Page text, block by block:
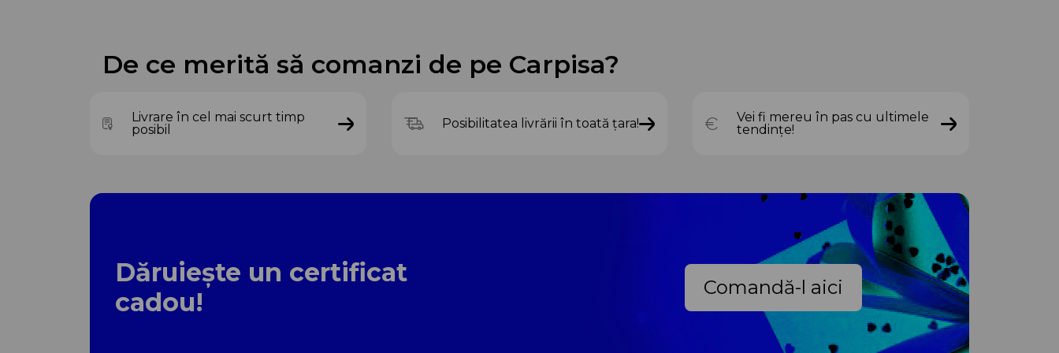
De ce merită să comanzi de pe Carpisa?
Livrare în cel mai scurt timp
posibil
Posibilitatea livrării în toată țara!
Vei fi mereu în pas cu ultimele
tendințe!
Dăruiește un certificat
cadou!
Comandă-l aici